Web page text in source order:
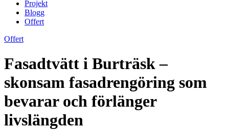
Projekt
Blogg
Offert
Offert
Fasadtvätt i Burträsk –
skonsam fasadrengöring som
bevarar och förlänger
livslängden